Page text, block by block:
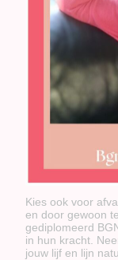
Kies ook voor
en door gewoon
gediplomeerd
in hun kracht.
jouw lijf en lijn